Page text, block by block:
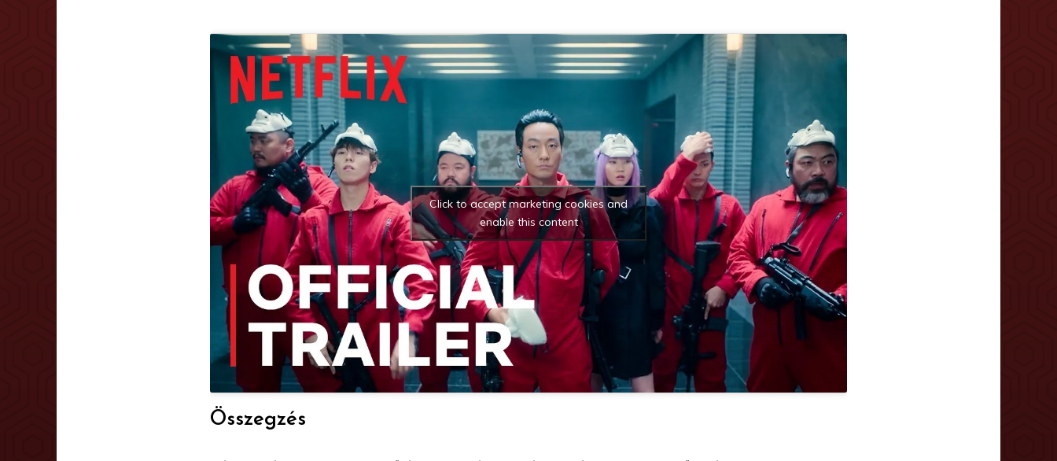
Click to accept marketing cookies and
enable this content
Összegzés